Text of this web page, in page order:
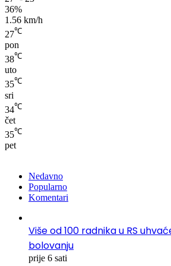
36%
1.56 km/h
27℃
pon
38℃
uto
35℃
sri
34℃
čet
35℃
pet
Nedavno
Popularno
Komentari
Više od 100 radnika u RS
bolovanju
prije 6 sati